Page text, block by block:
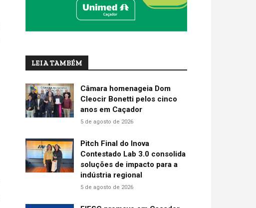
LEIA TAMBÉM
Câmara homenageia Dom
Cleocir Bonetti pelos cinco
anos em Caçador
5 de agosto de 2026
Pitch Final do Inova
Contestado Lab 3.0 consolida
soluções de impacto para a
indústria regional
5 de agosto de 2026